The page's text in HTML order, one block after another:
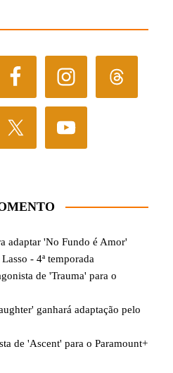
adaptar 'No Fundo é Amor'
- 4ª temporada
de 'Trauma' para o
ganhará adaptação pelo
de 'Ascent' para o Paramount+